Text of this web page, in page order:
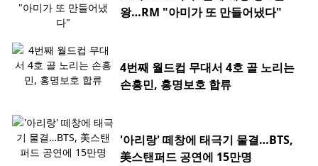
왕…RM "아미가 또 만들어냈다"
4번째 월드컵 무대서 4호 골 노리는
손흥민, 홍명보호 합류
'아리랑' 떼창에 태극기 물결…BTS,
美스탠퍼드 공연에 15만명